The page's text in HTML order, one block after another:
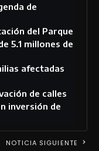
de
del Parque
5.1 millones de
afectadas
de calles
inversión de
NOTICIA SIGUIENTE